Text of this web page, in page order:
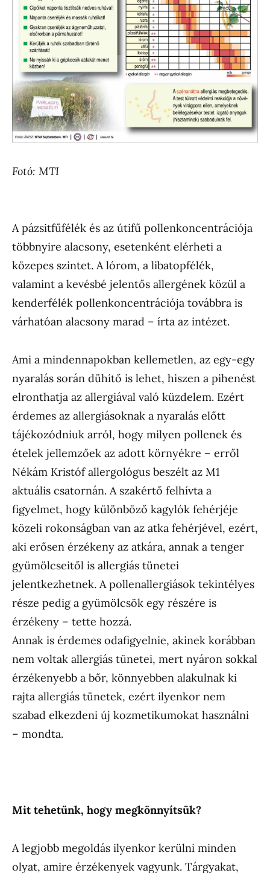
Fotó: MTI
A pázsitfűfélék és az útifű pollenkoncentrációja
többnyire alacsony, esetenként elérheti a
közepes szintet. A lórom, a libatopfélék,
valamint a kevésbé jelentős allergének közül a
kenderfélék pollenkoncentrációja továbbra is
várhatóan alacsony marad – írta az intézet.
Ami a mindennapokban kellemetlen, az egy-egy
nyaralás során dühítő is lehet, hiszen a pihenést
elronthatja az allergiával való küzdelem. Ezért
érdemes az allergiásoknak a nyaralás előtt
tájékozódniuk arról, hogy milyen pollenek és
ételek jellemzőek az adott környékre – erről
Nékám Kristóf allergológus beszélt az M1
aktuális csatornán. A szakértő felhívta a
figyelmet, hogy különböző kagylók fehérjéje
közeli rokonságban van az atka fehérjével, ezért,
aki erősen érzékeny az atkára, annak a tenger
gyümölcseitől is allergiás tünetei
jelentkezhetnek. A pollenallergiások tekintélyes
része pedig a gyümölcsök egy részére is
érzékeny – tette hozzá.
Annak is érdemes odafigyelnie, akinek korábban
nem voltak allergiás tünetei, mert nyáron sokkal
érzékenyebb a bőr, könnyebben alakulnak ki
rajta allergiás tünetek, ezért ilyenkor nem
szabad elkezdeni új kozmetikumokat használni
– mondta.
Mit tehetünk, hogy megkönnyítsük?
A legjobb megoldás ilyenkor kerülni minden
olyat, amire érzékenyek vagyunk. Tárgyakat,